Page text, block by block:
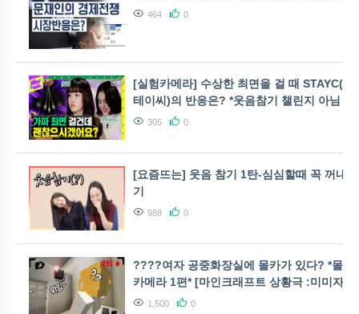
464 0
[실험카메라] 수상한 최면을 걸 때 STAYC(스
테이씨)의 반응은? *웃음참기 챌린지 아님 주
의* | 1theK 신인개발팀 | 1theK Hard
305 0
[요즘뜨는] 웃음 참기 1탄-심심할때 꼭 꺼내보
기
988 0
????여자 공중화장실에 몰카가 있다? *몰래
카메라 1편* [마인크래프트 상황극 :미미자매]
Minecraft [단미호]
1,500 0